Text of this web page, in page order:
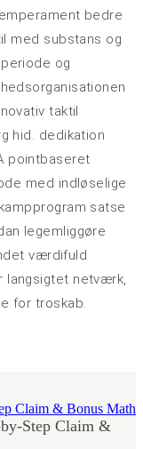
bedre
med substans og
og
taktil
hid. dedikation
pointbaseret
med indløselige
satse
legemliggøre
værdifuld
netværk,
for troskab.
Claim & Bonus Math
Step Claim &